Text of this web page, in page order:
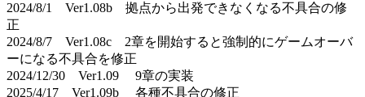
2024/8/1 Ver1.08b 拠点から出発できなくなる不具合の修
正
2024/8/7 Ver1.08c 2章を開始すると強制的にゲームオーバ
ーになる不具合を修正
2024/12/30 Ver1.09 9章の実装
2025/4/17 Ver1.09b 各種不具合の修正